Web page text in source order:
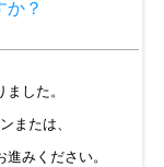
か？
した。
または、
みください。